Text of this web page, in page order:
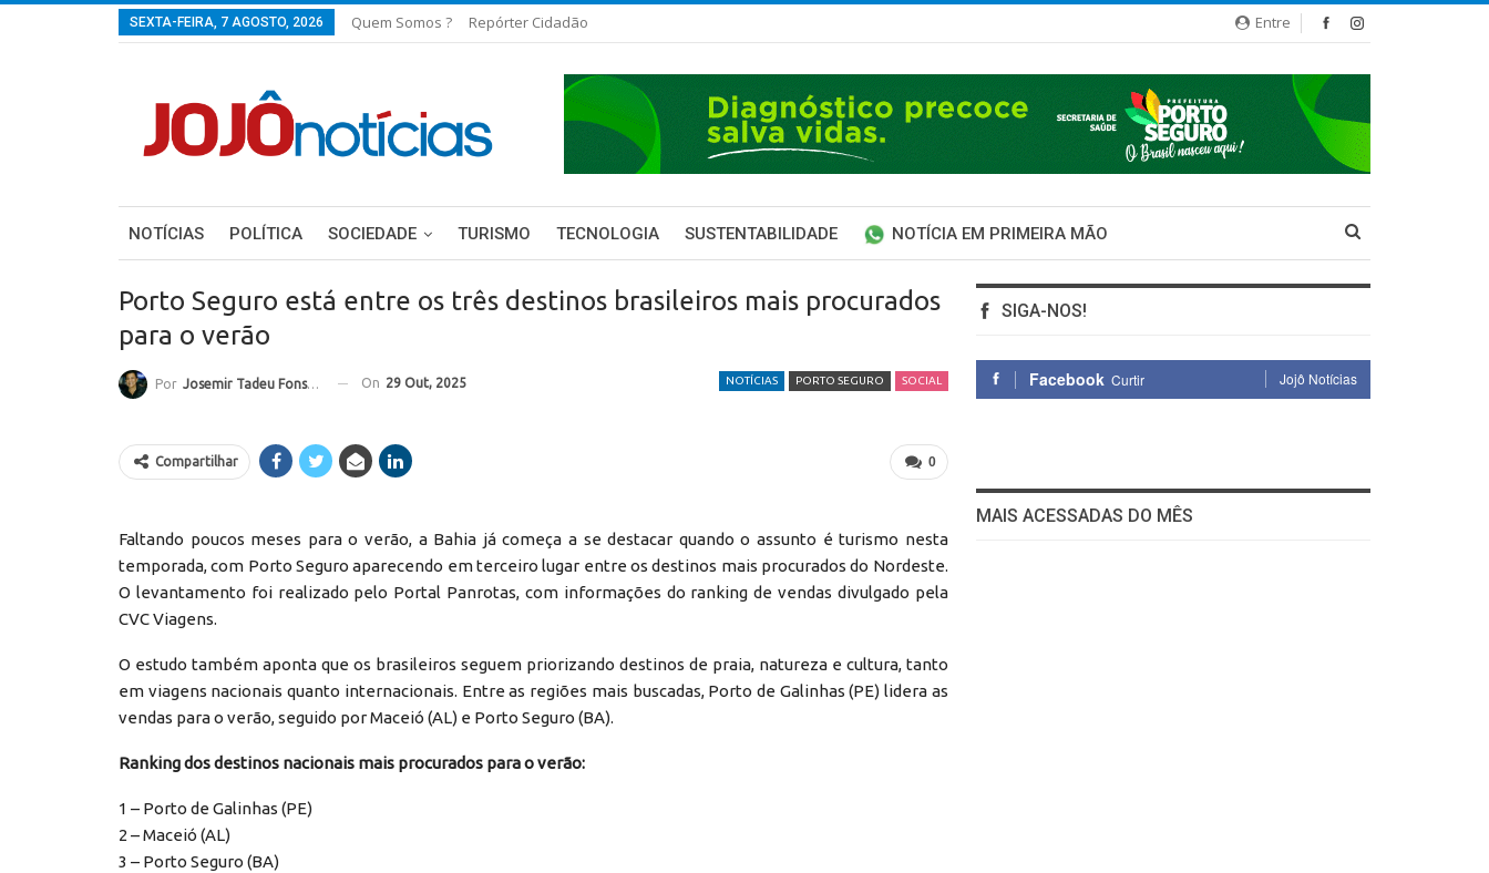
Entre
SEXTA-FEIRA, 7 AGOSTO, 2026 Quem Somos ? Repórter Cidadão
NOTÍCIAS POLÍTICA SOCIEDADE TURISMO TECNOLOGIA SUSTENTABILIDADE NOTÍCIA EM PRIMEIRA MÃO
Porto Seguro está entre os três destinos brasileiros mais procurados
para o verão
NOTÍCIAS PORTO SEGURO SOCIAL
Por Josemir Tadeu Fonseca On 29 Out, 2025
0
Compartilhar
Faltando poucos meses para o verão, a Bahia já começa a se destacar quando o assunto é turismo nesta
temporada, com Porto Seguro aparecendo em terceiro lugar entre os destinos mais procurados do Nordeste.
O levantamento foi realizado pelo Portal Panrotas, com informações do ranking de vendas divulgado pela
CVC Viagens.
O estudo também aponta que os brasileiros seguem priorizando destinos de praia, natureza e cultura, tanto
em viagens nacionais quanto internacionais. Entre as regiões mais buscadas, Porto de Galinhas (PE) lidera as
vendas para o verão, seguido por Maceió (AL) e Porto Seguro (BA).
Ranking dos destinos nacionais mais procurados para o verão:
1 – Porto de Galinhas (PE)
2 – Maceió (AL)
3 – Porto Seguro (BA)
SIGA-NOS!
Facebook Curtir Jojô Notícias
MAIS ACESSADAS DO MÊS